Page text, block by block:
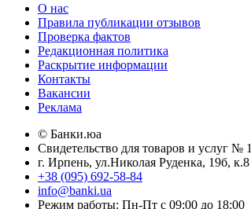
О нас
Правила публикации отзывов
Проверка фактов
Редакционная политика
Раскрытие информации
Контакты
Вакансии
Реклама
© Банки.юа
Свидетельство для товаров и услуг
г. Ирпень, ул.Николая Руденка, 19б, к.8
+38 (095) 692-58-84
info@banki.ua
Режим работы: Пн-Пт с 09:00 до 18:00